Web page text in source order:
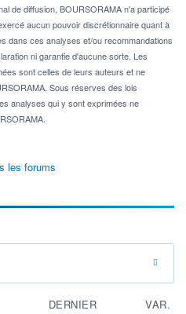
de diffusion, BOURSORAMA n'a participé
aucun pouvoir discrétionnaire quant à
dans ces analyses et/ou recommandations
ni garantie d'aucune sorte. Les
sont celles de leurs auteurs et ne
Sous réserves des lois
analyses qui y sont exprimées ne
les forums
DERNIER VAR.